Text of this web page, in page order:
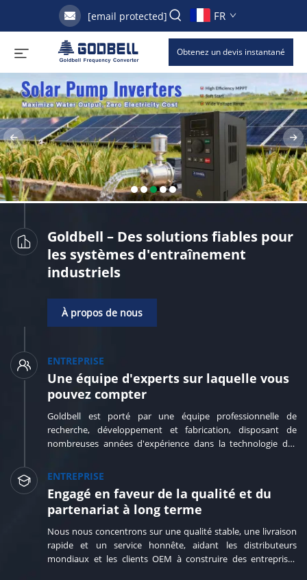
[email protected] FR
Obtenez un devis instantané
Goldbell – Des solutions fiables pour
les systèmes d'entraînement
industriels
À propos de nous
ENTREPRISE
Une équipe d'experts sur laquelle vous
pouvez compter
Goldbell est porté par une équipe professionnelle de
recherche, développement et fabrication, disposant de
nombreuses années d'expérience dans la technologie des
technique rapide.
ENTREPRISE
Engagé en faveur de la qualité et du
partenariat à long terme
Nous nous concentrons sur une qualité stable, une livraison
rapide et un service honnête, aidant les distributeurs
mondiaux et les clients OEM à construire des entreprises